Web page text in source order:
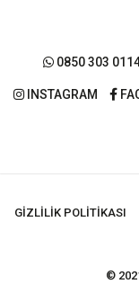
0850 303
INSTAGRAM
GIZLILIK POLITIKASI
©